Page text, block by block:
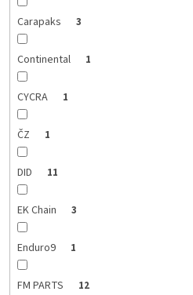
Carapaks 3
Continental 1
CYCRA 1
ČZ 1
DID 11
EK Chain 3
Enduro9 1
FM PARTS 12